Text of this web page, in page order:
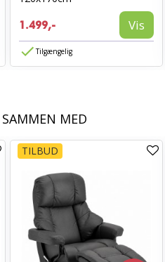
1.499,- Vis
Tilgængelig
MED
TILBUD